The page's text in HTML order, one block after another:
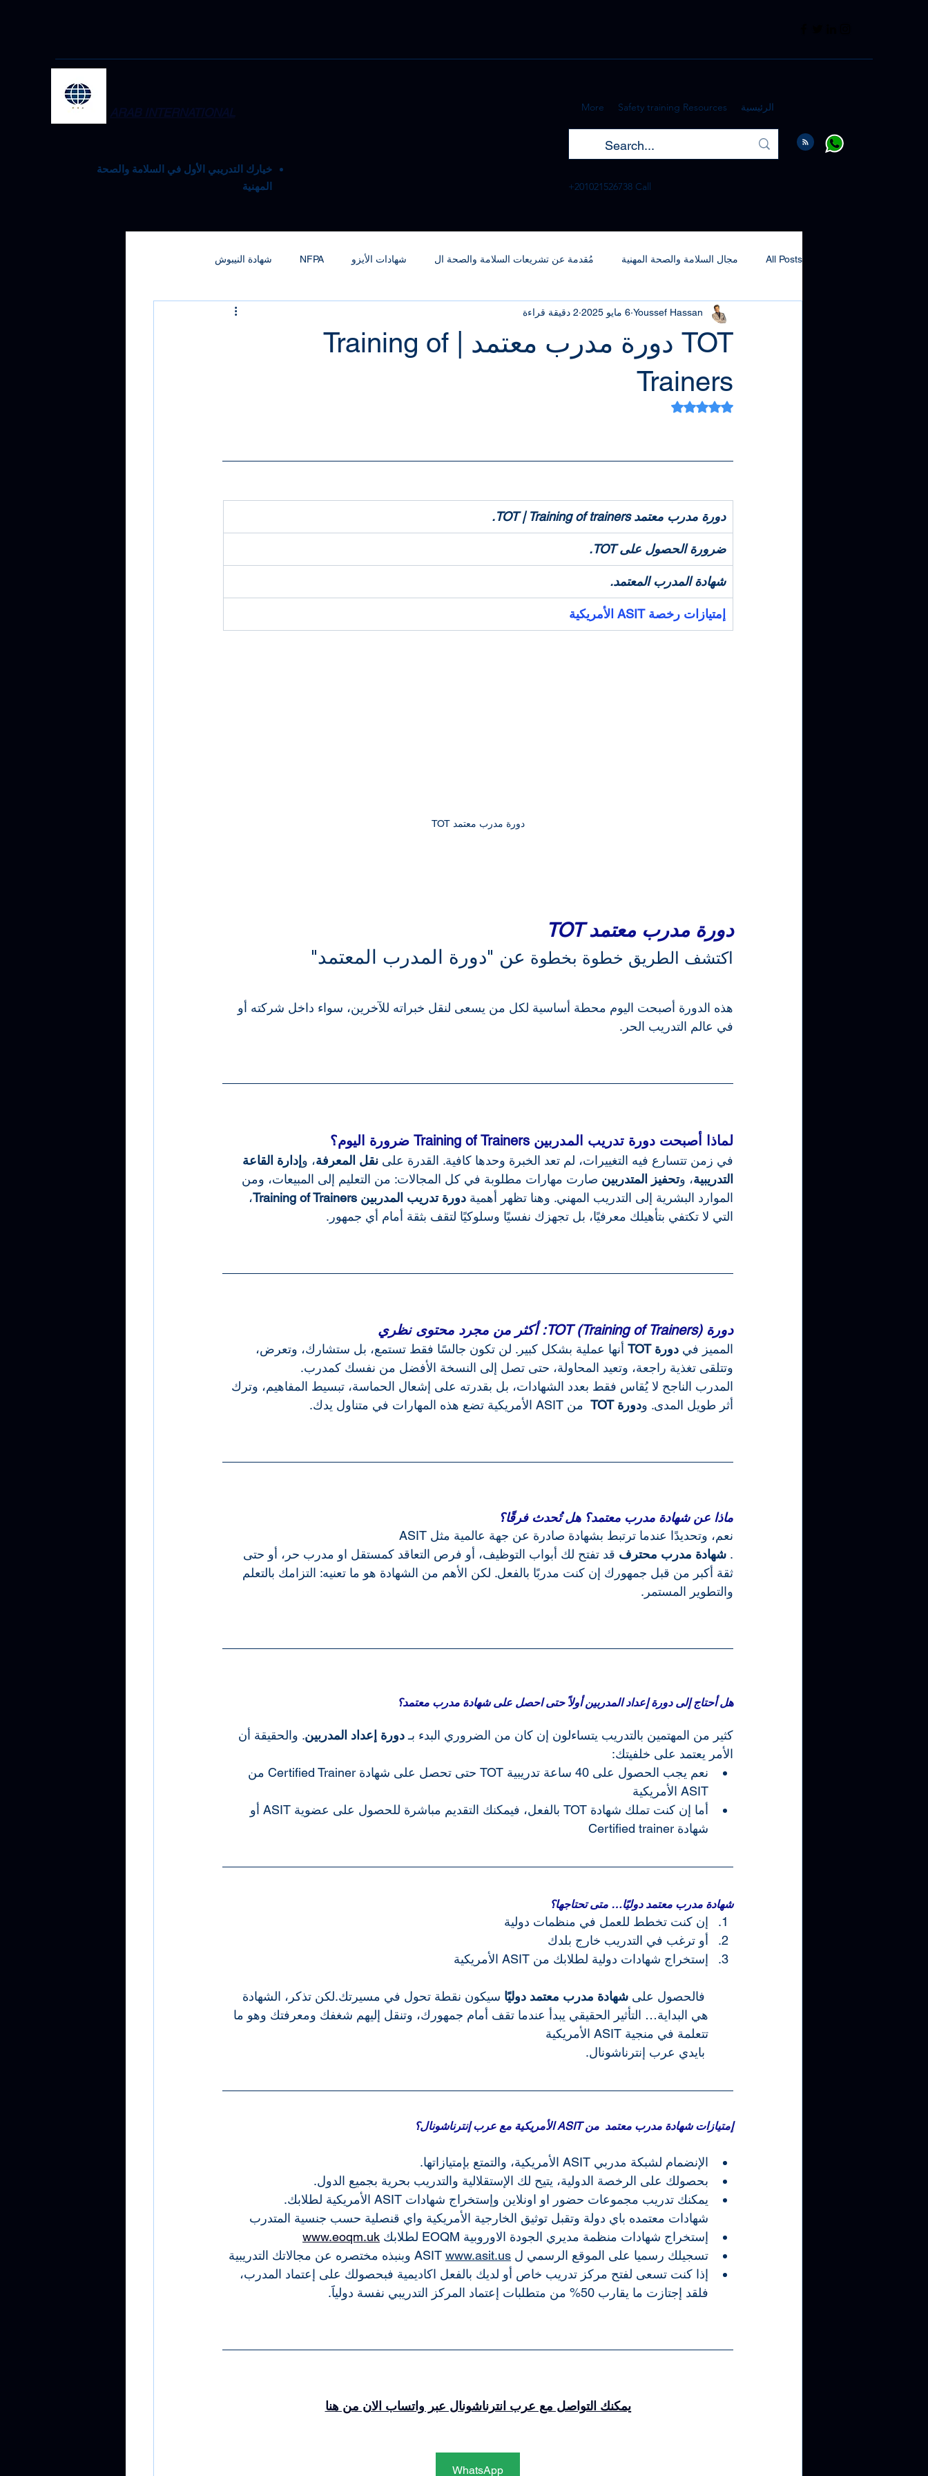
ARAB INTERNATIONAL
خيارك التدريبي الأول في السلامة والصحة
المهنية
الرئيسية Safety training Resources
More
+201021526738 Call
All Posts مجال السلامة والصحة المهنية مُقدمة عن تشريعات السلامة والصحة ال شهادات الأيزو NFPA شهادة النيبوش
NEBOSH HSW
NEBOSH IGC
OSHA
TOT دورة مدرب معتمد | Training of
Trainers
Youssef Hassan 6 مايو 2025 2 دقيقة قراءة
تم التقييم بـ ليس رقمًا من أصل 5 نجوم.
دورة مدرب معتمد TOT | Training of trainers.
ضرورة الحصول على TOT.
شهادة المدرب المعتمد.
إمتيازات رخصة ASIT الأمريكية
دورة مدرب معتمد TOT
دورة مدرب معتمد TOT
اكتشف الطريق خطوة بخطوة عن "دورة المدرب المعتمد"
هذه الدورة أصبحت اليوم محطة أساسية لكل من يسعى لنقل خبراته للآخرين، سواء داخل شركته أو
في عالم التدريب الحر.
لماذا أصبحت دورة تدريب المدربين Training of Trainers ضرورة اليوم؟
في زمن تتسارع فيه التغييرات، لم تعد الخبرة وحدها كافية. القدرة على نقل المعرفة، و إدارة القاعة
التدريبية، وتحفيز المتدربين صارت مهارات مطلوبة في كل المجالات: من التعليم إلى المبيعات، ومن
الموارد البشرية إلى التدريب المهني. وهنا تظهر أهمية دورة تدريب المدربين Training of Trainers
،
التي لا تكتفي بتأهيلك معرفيًا، بل تجهزك نفسيًا وسلوكيًا لتقف بثقة أمام أي جمهور.
دورة TOT (Training of Trainers): أكثر من مجرد محتوى نظري
المميز في دورة TOT
أنها عملية بشكل كبير. لن تكون جالسًا فقط تستمع، بل ستشارك، وتعرض،
وتتلقى تغذية راجعة، وتعيد المحاولة، حتى تصل إلى النسخة الأفضل من نفسك كمدرب.
المدرب الناجح لا يُقاس فقط بعدد الشهادات، بل بقدرته على إشعال الحماسة، تبسيط المفاهيم، وترك
أثر طويل المدى. ودورة TOT من ASIT الأمريكية تضع هذه المهارات في متناول يدك.
ماذا عن شهادة مدرب معتمد؟ هل تُحدث فرقًا؟
نعم، وتحديدًا عندما ترتبط بشهادة صادرة عن جهة عالمية مثل ASIT
. شهادة مدرب محترف قد تفتح لك أبواب التوظيف، أو فرص التعاقد كمستقل او مدرب حر، أو حتى
ثقة أكبر من قبل جمهورك إن كنت مدربًا بالفعل. لكن الأهم من الشهادة هو ما تعنيه: التزامك بالتعلم
والتطوير المستمر.
هل أحتاج إلى دورة إعداد المدربين أولاً حتى احصل على شهادة مدرب معتمد؟
كثير من المهتمين بالتدريب يتساءلون إن كان من الضروري البدء بـ دورة إعداد المدربين. والحقيقة أن
الأمر يعتمد على خلفيتك:
نعم يجب الحصول على 40 ساعة تدريبية TOT حتى تحصل على شهادة Certified Trainer من
ASIT الأمريكية
أما إن كنت تملك شهادة TOT بالفعل، فيمكنك التقديم مباشرة للحصول على عضوية ASIT أو
شهادة Certified trainer
شهادة مدرب معتمد دوليًا… متى تحتاجها؟
إن كنت تخطط للعمل في منظمات دولية
أو ترغب في التدريب خارج بلدك
إستخراج شهادات دولية لطلابك من ASIT الأمريكية
شهادة مدرب معتمد دوليًا سيكون نقطة تحول في مسيرتك.لكن تذكر، الشهادة
هي البداية… التأثير الحقيقي يبدأ عندما تقف أمام جمهورك، وتنقل إليهم شغفك ومعرفتك وهو ما
تتعلمة في منجية ASIT الأمريكية
إمتيازات شهادة مدرب معتمد  من ASIT الأمريكية مع عرب إنترناشونال؟
الإنضمام لشبكة مدربي ASIT الأمريكية، والتمتع بإمتيازاتها.
بحصولك على الرخصة الدولية، يتيح لك الإستقلالية والتدريب بحرية بجميع الدول.
يمكنك تدريب مجموعات حضور او اونلاين وإستخراج شهادات ASIT الأمريكية لطلابك.
شهادات معتمده باي دولة وتقبل توثيق الخارجية الأمريكية واي قنصلية حسب جنسية المتدرب
إستخراج شهادات منظمة مديري الجودة الاوروبية EOQM لطلابك
www.eoqm.uk
تسجيلك رسميا على الموقع الرسمي ل ASIT www.asit.us
وبنبذه مختصره عن مجالاتك التدريبية
إذا كنت تسعى لفتح مركز تدريب خاص أو لديك بالفعل اكاديمية فبحصولك على إعتماد المدرب،
فلقد إجتازت ما يقارب 50% من متطلبات إعتماد المركز التدريبي نفسة دولياََ.
يمكنك التواصل مع عرب انترناشونال عبر واتساب الان من هنا